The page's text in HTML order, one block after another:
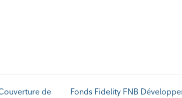
de
Fonds Fidelity FNB